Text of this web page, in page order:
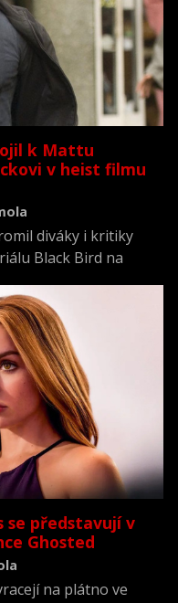
k Mattu
v heist filmu
diváky i kritiky
Black Bird na
se představují v
Ghosted
na plátno ve